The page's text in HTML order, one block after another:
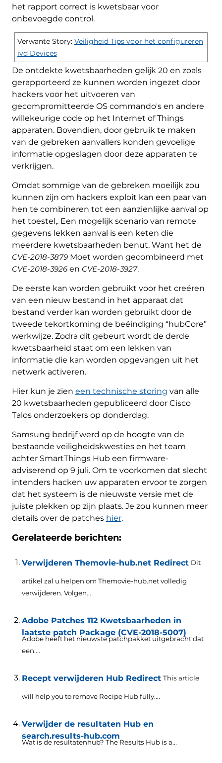
het rapport correct is kwetsbaar voor
onbevoegde control.
Verwante Story: Veiligheid Tips voor het configureren
ivd Devices
De ontdekte kwetsbaarheden gelijk 20 en zoals
gerapporteerd ze kunnen worden ingezet door
hackers voor het uitvoeren van
gecompromitteerde OS commando's en andere
willekeurige code op het Internet of Things
apparaten. Bovendien, door gebruik te maken
van de gebreken aanvallers konden gevoelige
informatie opgeslagen door deze apparaten te
verkrijgen.
Omdat sommige van de gebreken moeilijk zou
kunnen zijn om hackers exploit kan een paar van
hen te combineren tot een aanzienlijke aanval op
het toestel,. Een mogelijk scenario van remote
gegevens lekken aanval is een keten die
meerdere kwetsbaarheden benut. Want het de
CVE-2018-3879Moet worden gecombineerd met
CVE-2018-3926en CVE-2018-3927.
De eerste kan worden gebruikt voor het creëren
van een nieuw bestand in het apparaat dat
bestand verder kan worden gebruikt door de
tweede tekortkoming de beëindiging “hubCore”
werkwijze. Zodra dit gebeurt wordt de derde
kwetsbaarheid staat om een ​​lekken van
informatie die kan worden opgevangen uit het
netwerk activeren.
Hier kun je zien een technische storing van alle
20 kwetsbaarheden gepubliceerd door Cisco
Talos onderzoekers op donderdag.
Samsung bedrijf werd op de hoogte van de
bestaande veiligheidskwesties en het team
achter SmartThings Hub een firmware-
adviserend op 9 juli. Om te voorkomen dat slecht
intenders hacken uw apparaten ervoor te zorgen
dat het systeem is de nieuwste versie met de
juiste plekken op zijn plaats. Je zou kunnen meer
details over de patches hier.
Gerelateerde berichten:
Verwijderen Themovie-hub.net Redirect Dit
artikel zal u helpen om Themovie-hub.net volledig
verwijderen. Volgen...
Adobe Patches 112 Kwetsbaarheden in
laatste patch Package (CVE-2018-5007)
Adobe heeft het nieuwste patchpakket uitgebracht dat
een....
Recept verwijderen Hub Redirect This article
will help you to remove Recipe Hub fully....
Verwijder de resultaten Hub en
search.results-hub.com
Wat is de resultatenhub? The Results Hub is a...